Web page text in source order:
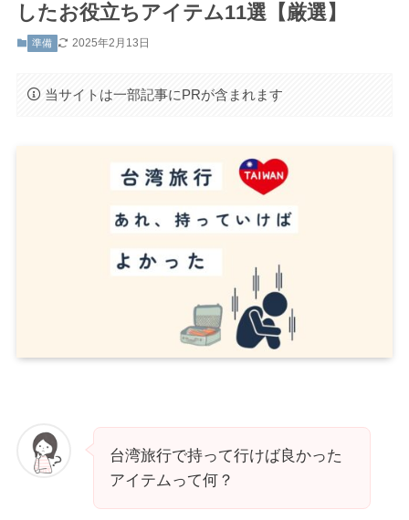
したお役立ちアイテム11選【厳選】
準備 2025年2月13日
当サイトは一部記事にPRが含まれます
台湾旅行で持って行けば良かった
アイテムって何？